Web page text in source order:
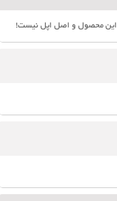
محصول و اصل اپل نیست!